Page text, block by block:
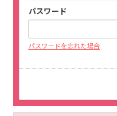
パスワード
パスワードを忘れた場合